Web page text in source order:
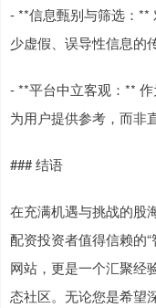
- **信息甄别与筛选：**
少虚假、误导性信息的
- **平台中立客观：**
为用户提供参考，而非
### 结语
在充满机遇与挑战的股
配资投资者值得信赖的
网站，更是一个汇聚经
态社区。无论您是希望